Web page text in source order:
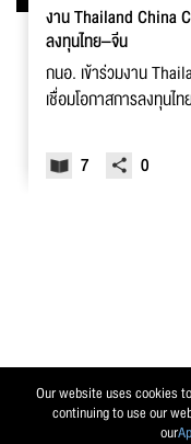
Our website uses cookies
continuing to use our
our
งาน Thailand China
ลงทุนไทย–จีน
กนอ. เข้าร่วมงาน
เชื่อมโอกาสการลงทุนไ
7 0